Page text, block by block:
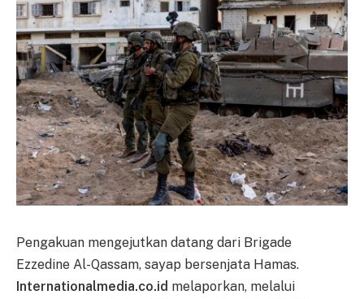
Pengakuan mengejutkan datang dari Brigade
Ezzedine Al-Qassam, sayap bersenjata Hamas.
Internationalmedia.co.id melaporkan, melalui